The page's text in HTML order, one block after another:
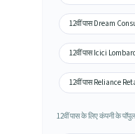
12वीं पास Dream
12वीं पास Icici
12वीं पास Reliance
12वीं पास के लिए कंपनी के